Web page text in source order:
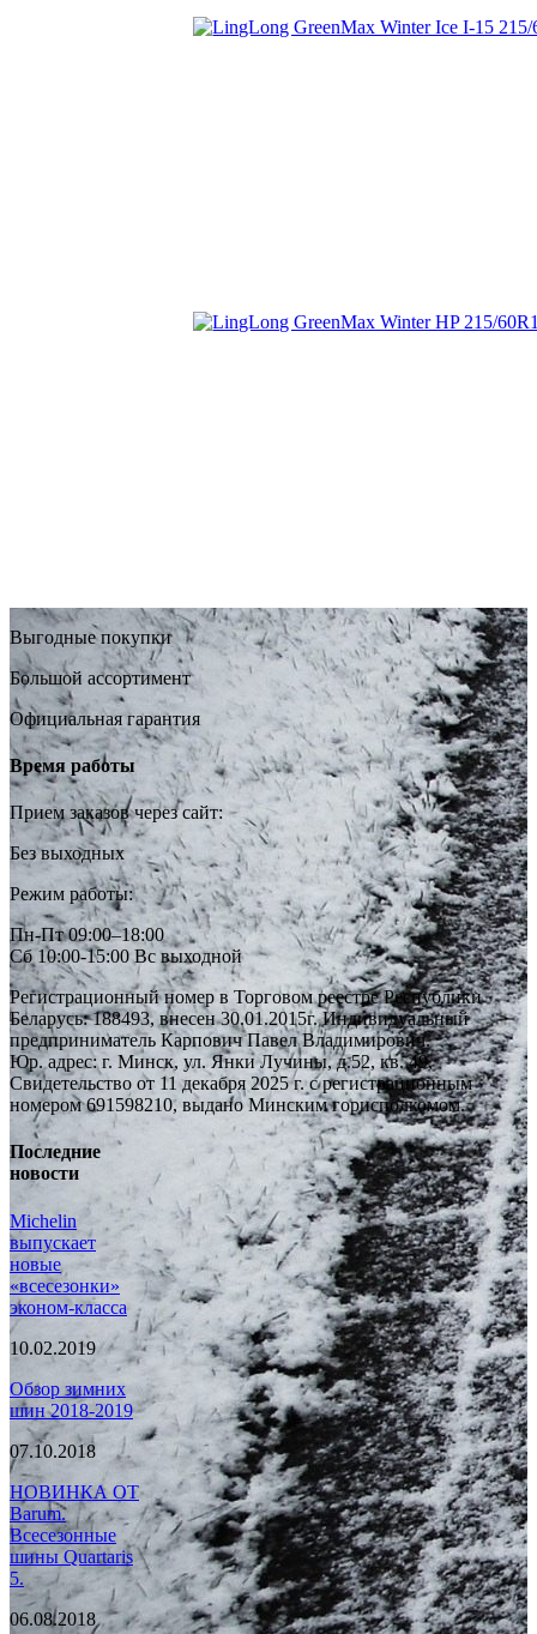
Выгодные покупки
Большой ассортимент
Официальная гарантия
Время работы
Прием заказов через сайт:
Без выходных
Режим работы:
Пн-Пт 09:00–18:00
Сб 10:00-15:00 Вс выходной
Регистрационный номер в Торговом реестре Республики
Беларусь: 188493, внесен 30.01.2015г. Индивидуальный
предприниматель Карпович Павел Владимирович.
Юр. адрес: г. Минск, ул. Янки Лучины, д.52, кв. 49,
Свидетельство от 11 декабря 2025 г. с регистрационным
номером 691598210, выдано Минским горисполкомом.
Последние
новости
Michelin
выпускает
новые
«всесезонки»
эконом-класса
10.02.2019
Обзор зимних
шин 2018-2019
07.10.2018
НОВИНКА ОТ
Barum.
Всесезонные
шины Quartaris
5.
06.08.2018